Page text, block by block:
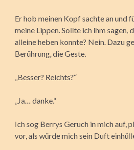
Er hob meinen Kopf sachte an und
meine Lippen. Sollte ich ihm sagen,
alleine heben konnte? Nein. Dazu
Berührung, die Geste.
„Besser? Reichts?“
„Ja… danke.“
Ich sog Berrys Geruch in mich auf,
vor, als würde mich sein Duft